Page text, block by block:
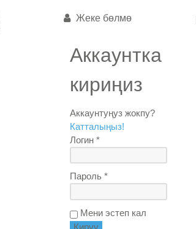
Жеке бөлмө
Аккаунтка
кириңиз
Аккаунтуңуз жокпу?
Катталыңыз!
Логин *
Пароль *
Мени эстеп кал